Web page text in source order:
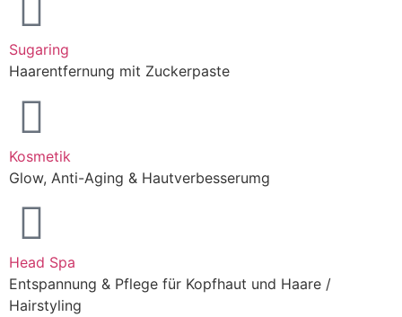
Sugaring
Haarentfernung mit Zuckerpaste
Kosmetik
Glow, Anti-Aging & Hautverbesserumg
Head Spa
Entspannung & Pflege für Kopfhaut und Haare /
Hairstyling